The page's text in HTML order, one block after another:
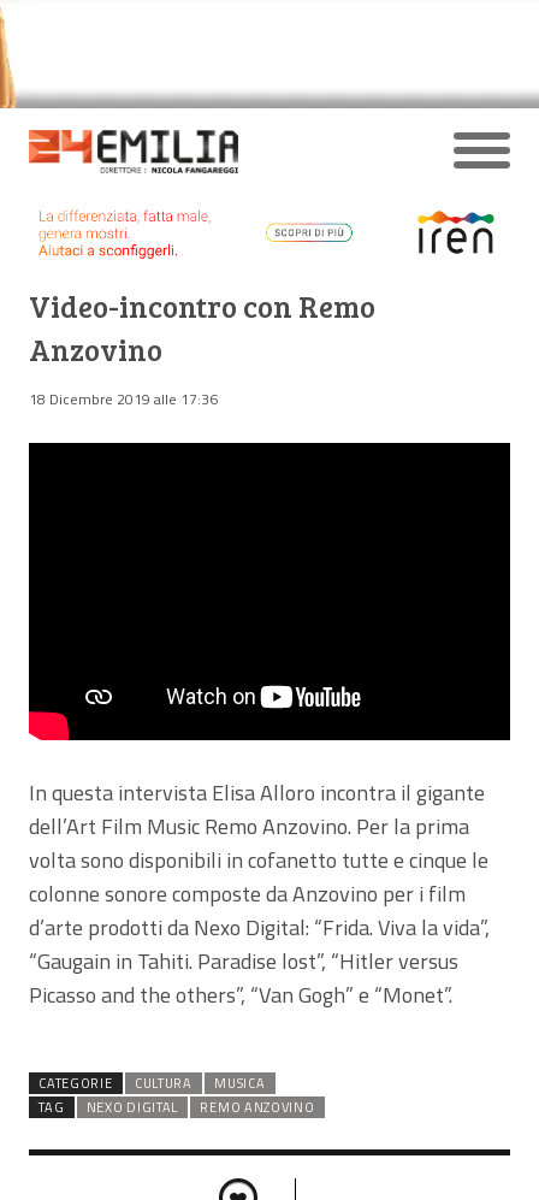
Video-incontro con Remo
Anzovino
18 Dicembre 2019 alle 17:36
In questa intervista Elisa Alloro incontra il gigante
dell’Art Film Music Remo Anzovino. Per la prima
volta sono disponibili in cofanetto tutte e cinque le
colonne sonore composte da Anzovino per i film
d’arte prodotti da Nexo Digital: “Frida. Viva la vida”,
“Gaugain in Tahiti. Paradise lost”, “Hitler versus
Picasso and the others”, “Van Gogh” e “Monet”.
CATEGORIE CULTURA
MUSICA
TAG
NEXO DIGITAL REMO ANZOVINO